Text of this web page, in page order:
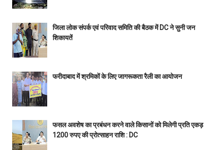
जिला लोक संपर्क एवं परिवाद समिति की बैठक में DC ने सुनी जन
शिकायतें
फरीदाबाद में श्रमिकों के लिए जागरूकता रैली का आयोजन
फसल अवशेष का प्रबंधन करने वाले किसानों को मिलेगी प्रति एकड़
1200 रुपए की प्रोत्साहन राशि : DC